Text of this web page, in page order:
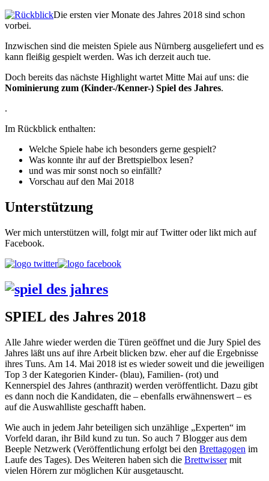
Die ersten vier Monate des Jahres 2018 sind schon
vorbei.
Inzwischen sind die meisten Spiele aus Nürnberg ausgeliefert und es
kann fleißig gespielt werden. Was ich derzeit auch tue.
Doch bereits das nächste Highlight wartet Mitte Mai auf uns: die
Nominierung zum (Kinder-/Kenner-) Spiel des Jahres.
.
Im Rückblick enthalten:
Welche Spiele habe ich besonders gerne gespielt?
Was konnte ihr auf der Brettspielbox lesen?
und was mir sonst noch so einfällt?
Vorschau auf den Mai 2018
Unterstützung
Wer mich unterstützen will, folgt mir auf Twitter oder likt mich auf
Facebook.
SPIEL des Jahres 2018
Alle Jahre wieder werden die Türen geöffnet und die Jury Spiel des
Jahres läßt uns auf ihre Arbeit blicken bzw. eher auf die Ergebnisse
ihres Tuns. Am 14. Mai 2018 ist es wieder soweit und die jeweiligen
Top 3 der Kategorien Kinder- (blau), Familien- (rot) und
Kennerspiel des Jahres (anthrazit) werden veröffentlicht. Dazu gibt
es dann noch die Kandidaten, die – ebenfalls erwähnenswert – es
auf die Auswahlliste geschafft haben.
Wie auch in jedem Jahr beteiligen sich unzählige „Experten“ im
Vorfeld daran, ihr Bild kund zu tun. So auch 7 Blogger aus dem
Beeple Netzwerk (Veröffentlichung erfolgt bei den Brettagogen im
Laufe des Tages). Des Weiteren haben sich die Brettwissermit
vielen Hörern zur möglichen Kür ausgetauscht.